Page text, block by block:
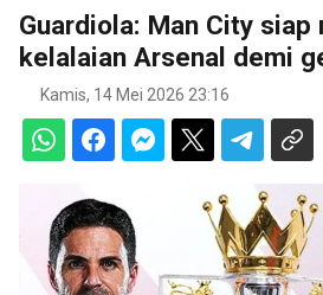
Guardiola: Man City siap
kelalaian Arsenal demi
Kamis, 14 Mei 2026 23:16